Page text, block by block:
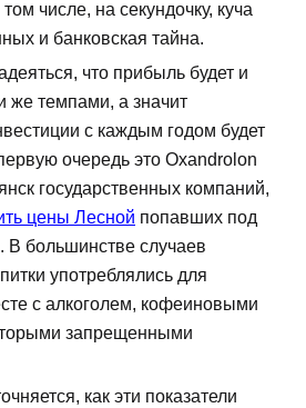
числе, на секундочку, куча
и банковская тайна.
что прибыль будет и
же темпами, а значит
с каждым годом будет
очередь это Oxandrolon
государственных компаний,
цены Лесной попавших под
В большинстве случаев
употреблялись для
с алкоголем, кофеиновыми
запрещенными
как эти показатели